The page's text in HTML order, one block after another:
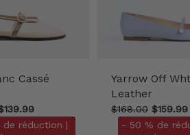
Cassé
de réduction |
Yarrow Off
Leather
$168.00 $159.99
- 50 % de